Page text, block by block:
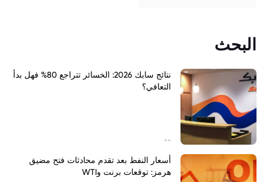
البحث
نتائج سابك 2026: الخسائر تتراجع 80% فهل بدأ
التعافي؟
--
أسعار النفط بعد تقدم محادثات فتح مضيق
هرمز: توقعات برنت وWTI